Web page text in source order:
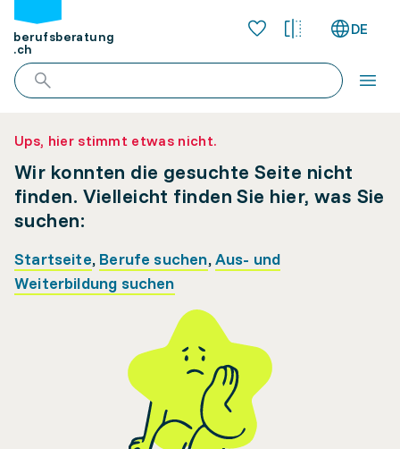
berufsberatung
.ch
DE
Ups, hier stimmt etwas nicht.
Wir konnten die gesuchte Seite nicht
finden. Vielleicht finden Sie hier, was Sie
suchen:
Startseite, Berufe suchen,Aus- und
Weiterbildung suchen